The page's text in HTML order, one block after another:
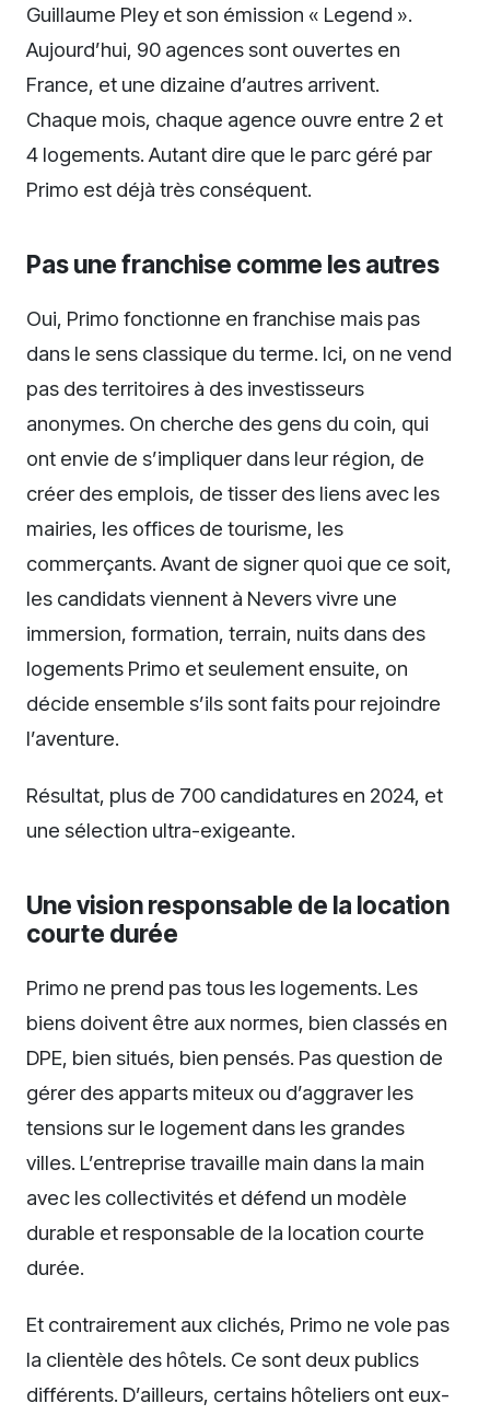
Guillaume Pley et son émission « Legend ».
Aujourd’hui, 90 agences sont ouvertes en
France, et une dizaine d’autres arrivent.
Chaque mois, chaque agence ouvre entre 2 et
4 logements. Autant dire que le parc géré par
Primo est déjà très conséquent.
Pas une franchise comme les autres
Oui, Primo fonctionne en franchise mais pas
dans le sens classique du terme. Ici, on ne vend
pas des territoires à des investisseurs
anonymes. On cherche des gens du coin, qui
ont envie de s’impliquer dans leur région, de
créer des emplois, de tisser des liens avec les
mairies, les offices de tourisme, les
commerçants. Avant de signer quoi que ce soit,
les candidats viennent à Nevers vivre une
immersion, formation, terrain, nuits dans des
logements Primo et seulement ensuite, on
décide ensemble s’ils sont faits pour rejoindre
l’aventure.
Résultat, plus de 700 candidatures en 2024, et
une sélection ultra-exigeante.
Une vision responsable de la location
courte durée
Primo ne prend pas tous les logements. Les
biens doivent être aux normes, bien classés en
DPE, bien situés, bien pensés. Pas question de
gérer des apparts miteux ou d’aggraver les
tensions sur le logement dans les grandes
villes. L’entreprise travaille main dans la main
avec les collectivités et défend un modèle
durable et responsable de la location courte
durée.
Et contrairement aux clichés, Primo ne vole pas
la clientèle des hôtels. Ce sont deux publics
différents. D’ailleurs, certains hôteliers ont eux-